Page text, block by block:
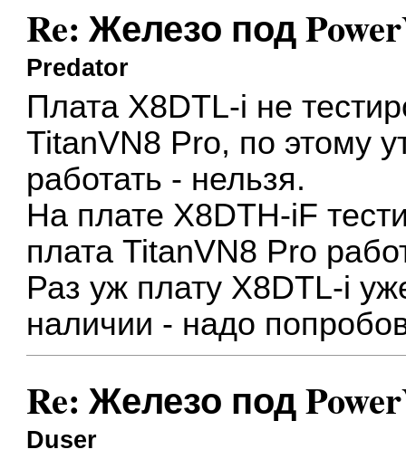
Re: Железо под
Predator
Плата X8DTL-i не
TitanVN8 Pro, по этому
работать - нельзя.
На плате X8DTH-iF
плата TitanVN8 Pro
Раз уж плату X8DTL-i
наличии - надо
Re: Железо под
Duser